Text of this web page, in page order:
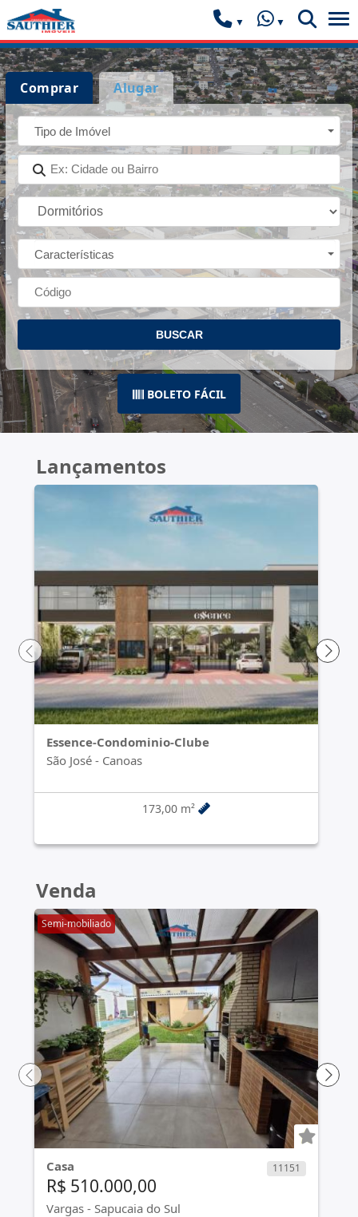
Comprar Alugar
Tipo de Imóvel
Características
BUSCAR
BOLETO FÁCIL
Lançamentos
Essence-Condominio-Clube
São José - Canoas
173,00 m²
Venda
Semi-mobiliado
Casa 11151
R$ 510.000,00
Vargas - Sapucaia do Sul